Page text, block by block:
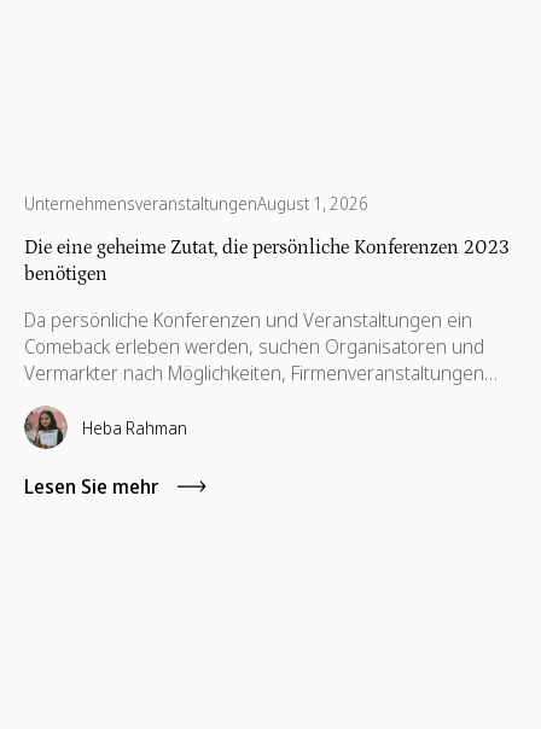
UnternehmensveranstaltungenAugust 1, 2026
Die eine geheime Zutat, die persönliche Konferenzen 2023
benötigen
Da persönliche Konferenzen und Veranstaltungen ein
Comeback erleben werden, suchen Organisatoren und
Vermarkter nach Möglichkeiten, Firmenveranstaltungen
von anderen abzuheben, sie ansprechender zu gestalten
und den sich ändernden Erwartungen der Teilnehmer
gerecht zu werden. Und wir haben genau das richtige
Plug-in für Ihre nächste Konferenz — Volunteering for
Heba Rahman
Lesen Sie mehr